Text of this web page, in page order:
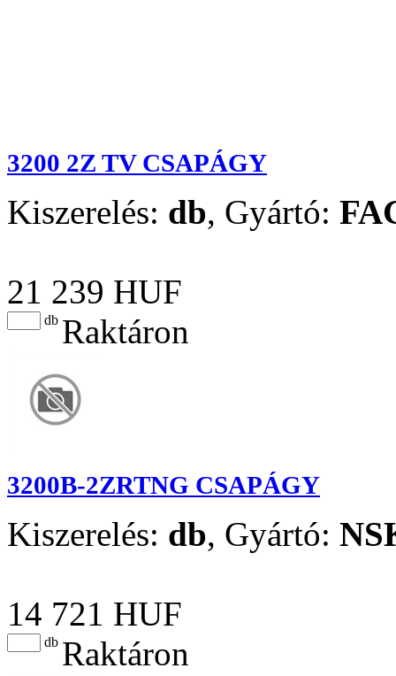
3200 2Z TV CSAPÁGY
Kiszerelés: db, Gyártó:
21 239 HUF
db Raktáron
3200B-2ZRTNG CSAPÁGY
Kiszerelés: db, Gyártó:
14 721 HUF
db Raktáron